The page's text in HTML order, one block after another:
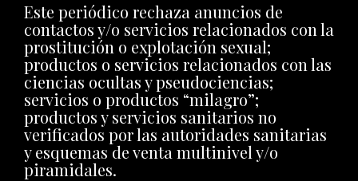
Este periódico rechaza anuncios de
contactos y/o servicios relacionados con la
prostitución o explotación sexual;
productos o servicios relacionados con las
ciencias ocultas y pseudociencias;
servicios o productos “milagro”;
productos y servicios sanitarios no
verificados por las autoridades sanitarias
y esquemas de venta multinivel y/o
piramidales.